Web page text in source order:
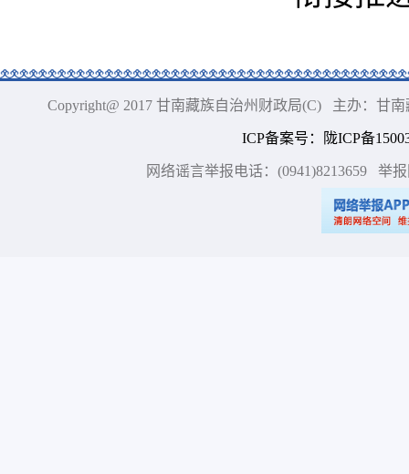
Copyright@ 2017 甘南藏族自治州财政局(C) 主办：甘
ICP备案号 ： 陇ICP备
网络谣言举报电话：(0941)8213659 举报